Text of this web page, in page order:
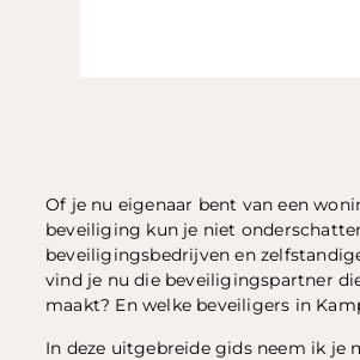
Of je nu eigenaar bent van een
beveiliging kun je niet
beveiligingsbedrijven en
vind je nu die beveiligingspartner
maakt? En welke beveiligers in
In deze uitgebreide gids neem ik je